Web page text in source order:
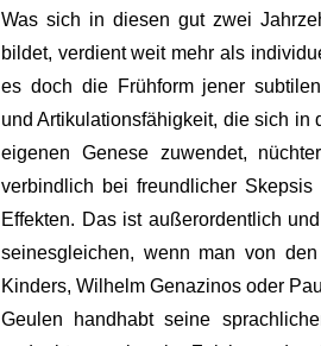
Was sich in diesen gut zwei
bildet, verdient weit mehr als
es doch die Frühform jener
und Artikulationsfähigkeit, die sich in
eigenen Genese zuwendet,
verbindlich bei freundlicher
Effekten. Das ist außerordentlich
seinesgleichen, wenn man von den
Kinders, Wilhelm Genazinos oder
Geulen handhabt seine